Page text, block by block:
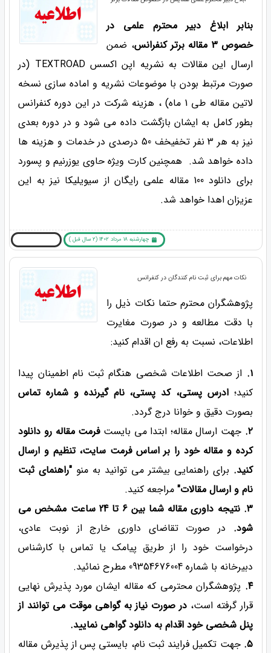
بنابر ابلاغ دبیر محترم علمی در
خصوص 3 مقاله برتر کنفرانس
، ضمن
ارسال این مقالات به نشریه اپن اکسس TEXTROAD (در
صورت مرتبط بودن با موضوعات نشریه و اماده سازی نسخه
لاتین مقاله طی 1 ماه) ، هزینه شرکت در این دوره کنفرانس
بطور کامل به ایشان بازگشت داده می شود و در دوره بعدی
نیز به هر 3 نفر تخفیخف 50 درصدی در خدمات و هزینه ها
داده خواهد شد. همچنین کارت ویژه حاوی یوزرنیم و پسورد
برای دانلود 100 مقاله علمی رایگان از سیویلیکا نیز به این
عزیزان اهدا خواهد شد.
چهارشنبه 18 مرداد 1402 (2 سال قبل )
نکات مهم برای ثبت نام کنندگان در کنفرانس
پژوهشگران محترم حتما نکات ذیل را
با دقت مطالعه و در صورت مغایرت
اطلاعات، نسبت به رفع ان اقدام کنید:
۱. از صحت اطلاعات شخصی هنگام ثبت نام اطمینان پیدا
کنید؛ادرس پستی، کد پستی، نام گیرنده و شماره تماس
بصورت دقیق و خوانا درج گردد.
۲. جهت ارسال مقاله؛ ابتدا می بایستفرمت مقاله رو دانلود
کرده و مقاله خود را بر اساس فرمت سایت، تنظیم و ارسال
کنید. برای راهنمایی بیشتر می توانید به منو "راهنمای ثبت
نام و ارسال مقالات"مراجعه کنید.
۳. نتیجه داوری مقاله شما بین 6 تا 24 ساعت مشخص می
شود. در صورت تقاضای داوری خارج از نوبت عادی،
درخواست خود را از طریق پیامک یا تماس با کارشناس
دبیرخانه با شماره 09354676004 مطرح نمائید.
۴. پژوهشگران محترمی که مقاله ایشان مورد پذیرش نهایی
قرار گرفته است، در صورت نیاز به گواهی موقت می توانند از
پنل شخصی خود اقدام به دانلود گواهی نمایید.
۵. جهت تکمیل فرایند ثبت نام، بایستی پس از پذیرش مقاله